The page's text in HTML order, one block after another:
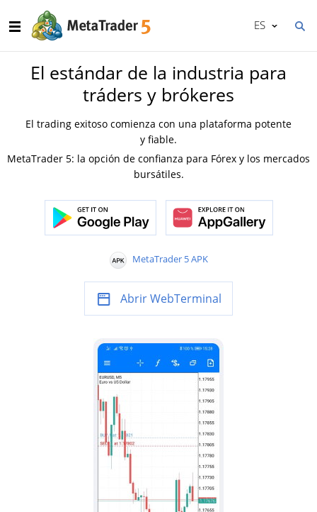
ES
El estándar de la industria para
tráders y brókeres
El trading exitoso comienza con una plataforma potente
y fiable.
MetaTrader 5: la opción de confianza para Fórex y los mercados
bursátiles.
MetaTrader 5 APK
Abrir WebTerminal